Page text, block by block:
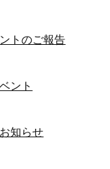
トのご報告
ント
知らせ